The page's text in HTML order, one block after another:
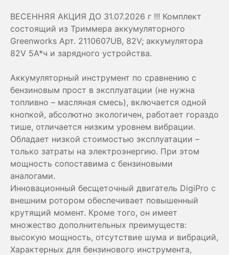
ВЕСЕННЯЯ АКЦИЯ ДО 31.07.2026 г !!! Комплект
состоящий из Триммера аккумуляторного
Greenworks Арт. 2110607UB, 82V; аккумулятора
82V 5А*ч и зарядного устройства.
Аккумуляторный инструмент по сравнению с
бензиновым прост в эксплуатации (не нужна
топливно – масляная смесь), включается одной
кнопкой, абсолютно экологичен, работает гораздо
тише, отличается низким уровнем вибрации.
Обладает низкой стоимостью эксплуатации –
только затраты на электроэнергию. При этом
мощность сопоставима с бензиновыми
аналогами.
Инновационный бесщеточный двигатель DigiPro с
внешним ротором обеспечивает повышенный
крутящий момент. Кроме того, он имеет
множество дополнительных преимуществ:
высокую мощность, отсутствие шума и вибраций,
Характерных для бензинового инструмента,